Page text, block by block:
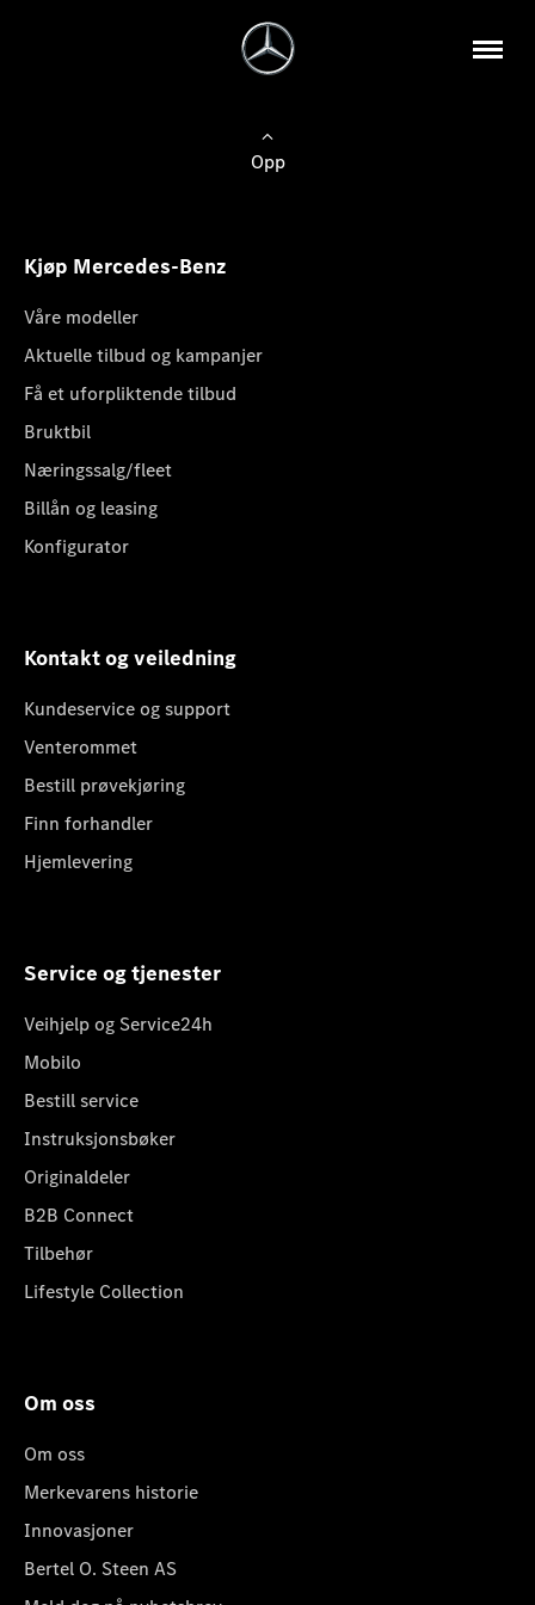
Opp
Kjøp Mercedes-Benz
Våre modeller
Aktuelle tilbud og kampanjer
Få et uforpliktende tilbud
Bruktbil
Næringssalg/fleet
Billån og leasing
Konfigurator
Kontakt og veiledning
Kundeservice og support
Venterommet
Bestill prøvekjøring
Finn forhandler
Hjemlevering
Service og tjenester
Veihjelp og Service24h
Mobilo
Bestill service
Instruksjonsbøker
Originaldeler
B2B Connect
Tilbehør
Lifestyle Collection
Om oss
Om oss
Merkevarens historie
Innovasjoner
Bertel O. Steen AS